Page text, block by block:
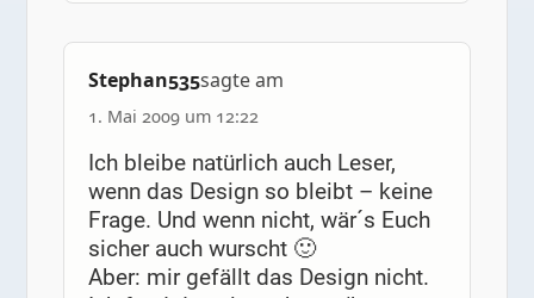
Stephan535sagte am
1. Mai 2009 um 12:22
Ich bleibe natürlich auch Leser,
wenn das Design so bleibt – keine
Frage. Und wenn nicht, wär´s Euch
sicher auch wurscht 🙂
Aber: mir gefällt das Design nicht.